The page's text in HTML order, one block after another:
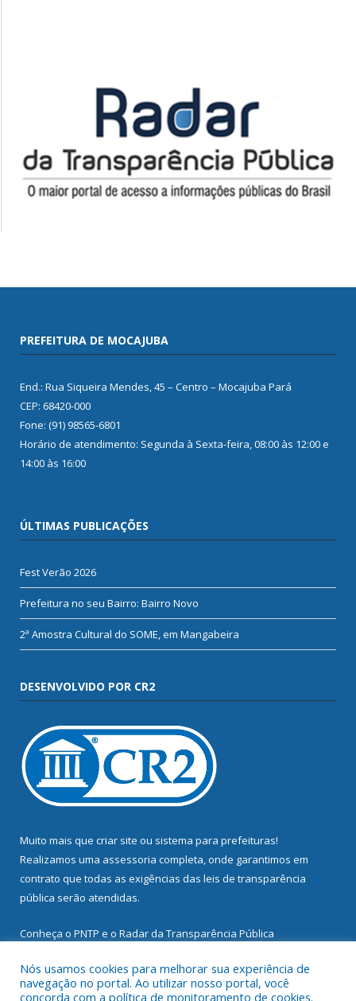
PREFEITURA DE MOCAJUBA
End.: Rua Siqueira Mendes, 45 – Centro – Mocajuba Pará
CEP: 68420-000
Fone: (91) 98565-6801
Horário de atendimento: Segunda à Sexta-feira, 08:00 às 12:00 e
14:00 às 16:00
ÚLTIMAS PUBLICAÇÕES
Fest Verão 2026
Prefeitura no seu Bairro: Bairro Novo
2ª Amostra Cultural do SOME, em Mangabeira
DESENVOLVIDO POR CR2
Muito mais que criar site ou sistema para prefeituras!
Realizamos uma assessoria completa, onde garantimos em
contrato que todas as exigências das leis de transparência
pública serão atendidas.
Conheça o PNTP e o Radar da Transparência Pública
Nós usamos cookies para melhorar sua experiência de
navegação no portal. Ao utilizar nosso portal, você
concorda com a política de monitoramento de cookies.